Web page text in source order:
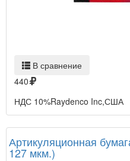
В сравнение
440
НДС 10%Raydenco Inc,США
Артикуляционная
127 мкм.)